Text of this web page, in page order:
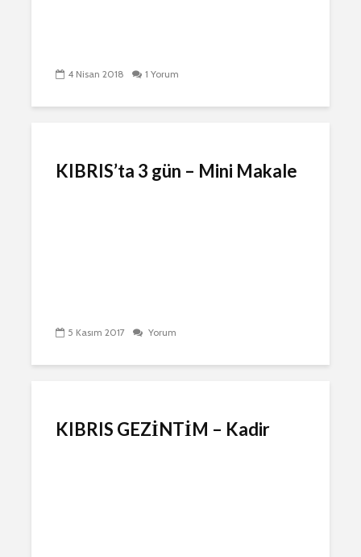
4 Nisan 2018 1 Yorum
KIBRIS’ta 3 gün – Mini Makale
5 Kasım 2017 Yorum
KIBRIS GEZİNTİM – Kadir